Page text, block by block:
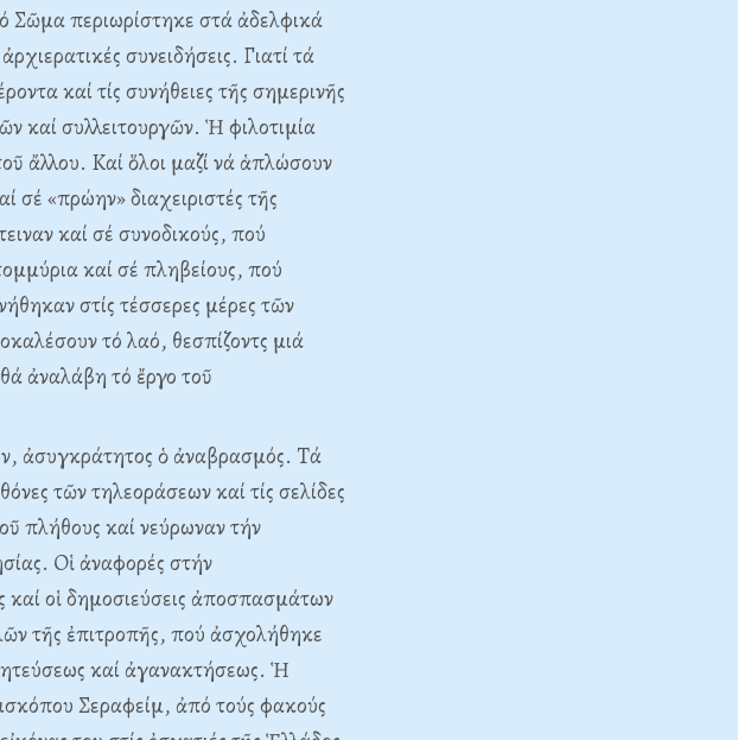
Σῶμα περιωρίστηκε στά ἀδελφικά
συνειδήσεις. Γιατί τά
καί τίς συνήθειες τῆς σημερινῆς
καί συλλειτουργῶν. Ἡ φιλοτιμία
ἄλλου. Kαί ὅλοι μαζί νά ἁπλώσουν
σέ «πρώην» διαχειριστές τῆς
καί σέ συνοδικούς, πού
καί σέ πληβείους, πού
στίς τέσσερες μέρες τῶν
τό λαό, θεσπίζοντς μιά
ἀναλάβη τό ἔργο τοῦ
ἀσυγκράτητος ὁ ἀναβρασμός. Tά
τῶν τηλεοράσεων καί τίς σελίδες
πλήθους καί νεύρωναν τήν
Oἱ ἀναφορές στήν
καί οἱ δημοσιεύσεις ἀποσπασμάτων
τῆς ἐπιτροπῆς, πού ἀσχολήθηκε
καί ἀγανακτήσεως. Ἡ
Σεραφείμ, ἀπό τούς φακούς